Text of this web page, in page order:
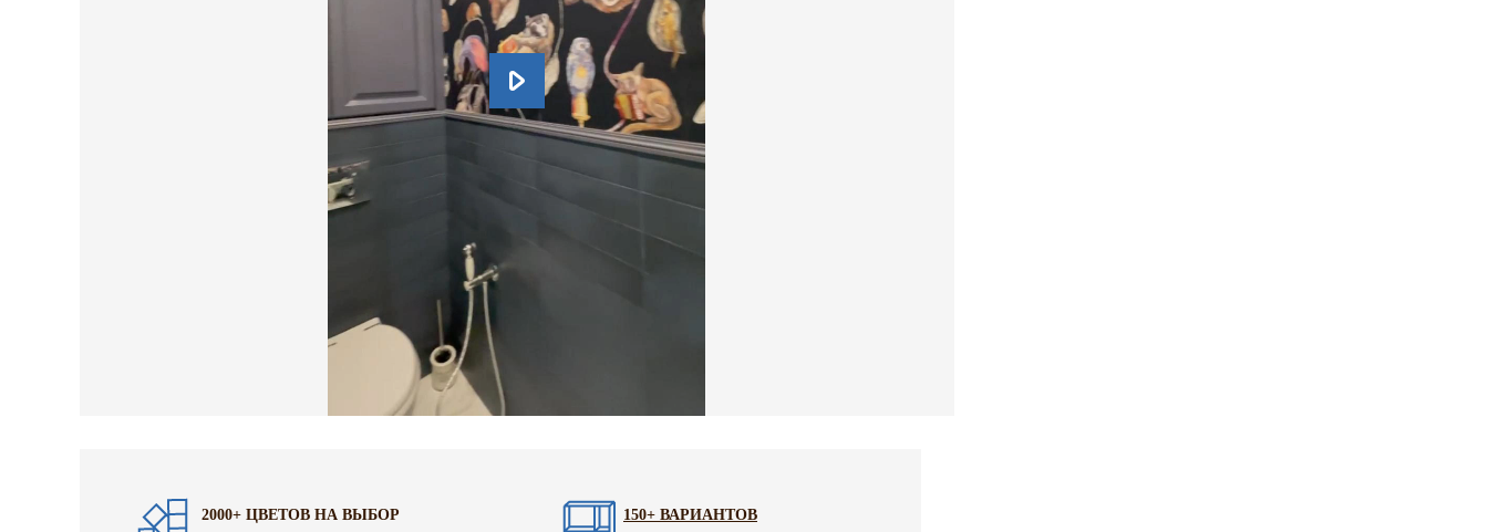
2000+ ЦВЕТОВ НА ВЫБОР
150+ ВАРИАНТОВ